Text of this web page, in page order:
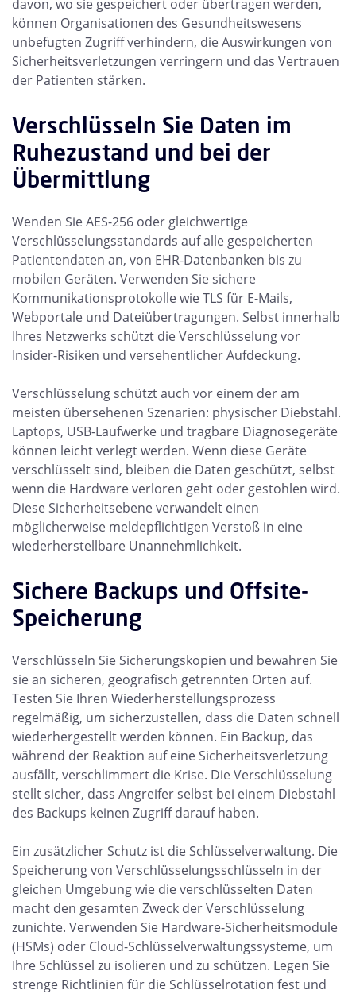
davon, wo sie gespeichert oder übertragen werden,
können Organisationen des Gesundheitswesens
unbefugten Zugriff verhindern, die Auswirkungen von
Sicherheitsverletzungen verringern und das Vertrauen
der Patienten stärken.
Verschlüsseln Sie Daten im
Ruhezustand und bei der
Übermittlung
Wenden Sie AES-256 oder gleichwertige
Verschlüsselungsstandards auf alle gespeicherten
Patientendaten an, von EHR-Datenbanken bis zu
mobilen Geräten. Verwenden Sie sichere
Kommunikationsprotokolle wie TLS für E-Mails,
Webportale und Dateiübertragungen. Selbst innerhalb
Ihres Netzwerks schützt die Verschlüsselung vor
Insider-Risiken und versehentlicher Aufdeckung.
Verschlüsselungschützt auch vor einem der am
meisten übersehenen Szenarien: physischer Diebstahl.
Laptops, USB-Laufwerke und tragbare Diagnosegeräte
können leicht verlegt werden. Wenn diese Geräte
verschlüsselt sind, bleiben die Daten geschützt, selbst
wenn die Hardware verloren geht oder gestohlen wird.
Diese Sicherheitsebene verwandelt einen
möglicherweise meldepflichtigen Verstoß in eine
wiederherstellbare Unannehmlichkeit.
Sichere Backups und Offsite-
Speicherung
Verschlüsseln Sie Sicherungskopien und bewahren Sie
sie an sicheren, geografisch getrennten Orten auf.
Testen Sie Ihren Wiederherstellungsprozess
regelmäßig, um sicherzustellen, dass die Daten schnell
wiederhergestellt werden können. Ein Backup, das
während der Reaktion auf eine Sicherheitsverletzung
ausfällt, verschlimmert die Krise. Die Verschlüsselung
stellt sicher, dass Angreifer selbst bei einem Diebstahl
des Backups keinen Zugriff darauf haben.
Ein zusätzlicher Schutz ist die Schlüsselverwaltung. Die
Speicherung von Verschlüsselungsschlüsseln in der
gleichen Umgebung wie die verschlüsselten Daten
macht den gesamten Zweck der Verschlüsselung
zunichte. Verwenden Sie Hardware-Sicherheitsmodule
(HSMs) oder Cloud-Schlüsselverwaltungssysteme, um
Ihre Schlüssel zu isolieren und zu schützen. Legen Sie
strenge Richtlinien für die Schlüsselrotation fest und